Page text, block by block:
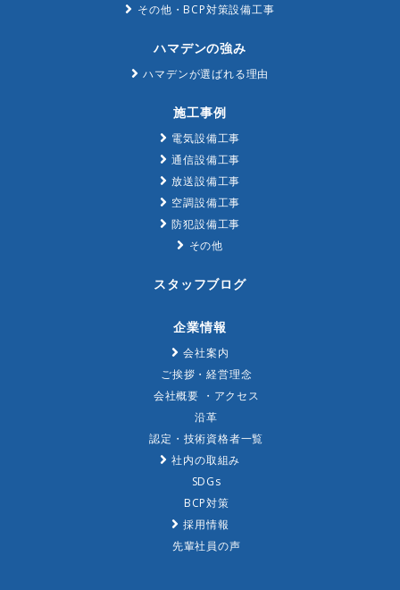
その他・BCP対策設備工事
ハマデンの強み
ハマデンが選ばれる理由
施工事例
電気設備工事
通信設備工事
放送設備工事
空調設備工事
防犯設備工事
その他
スタッフブログ
企業情報
会社案内
ご挨拶・経営理念
会社概要 ・アクセス
沿革
認定・技術資格者一覧
社内の取組み
SDGs
BCP対策
採用情報
先輩社員の声